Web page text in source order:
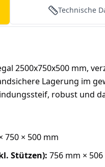
Technische
2500x750x500 mm,
Lagerung im
robust und
750 × 500 mm
Stützen): 756 mm ×